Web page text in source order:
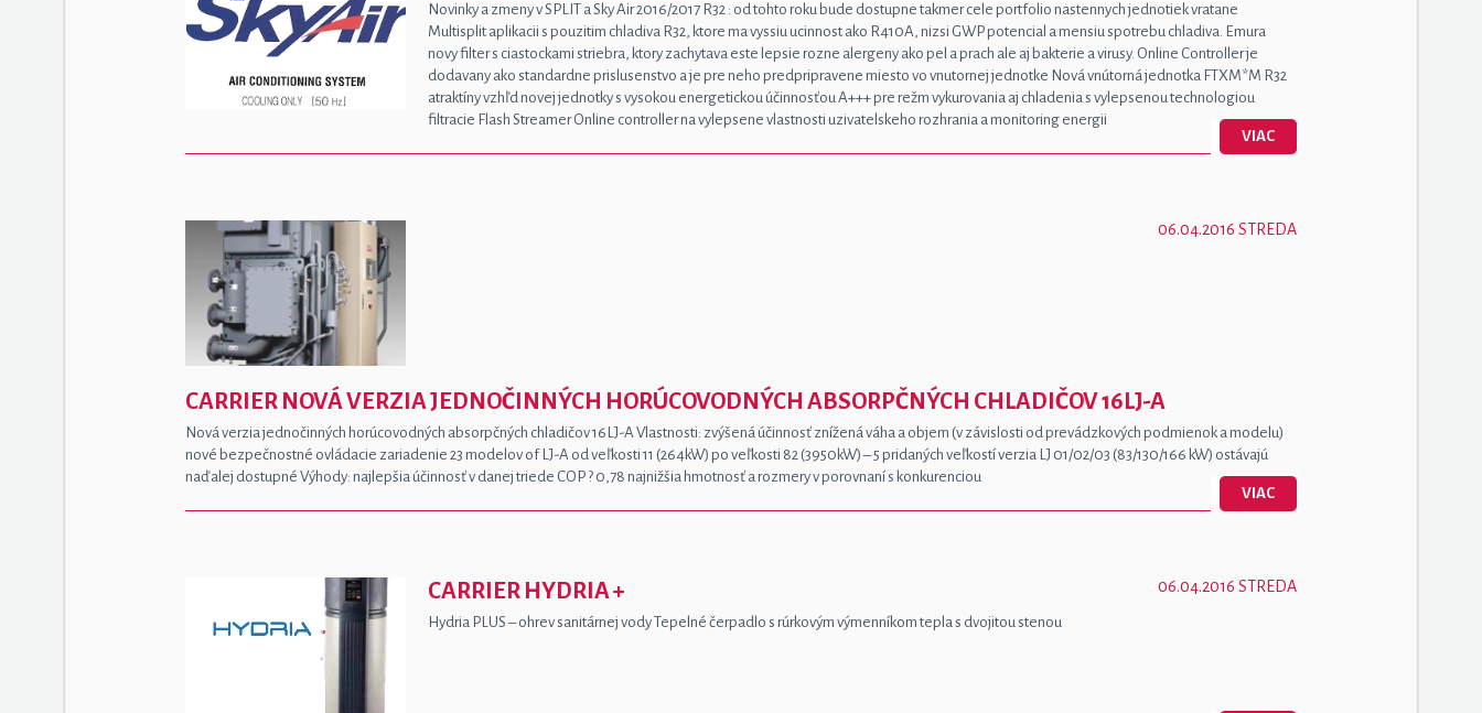
VIAC
Novinky a zmeny v SPLIT a Sky Air 2016/2017 R32 : od tohto roku bude dostupne takmer cele portfolio nastennych jednotiek vratane
Multisplit aplikacii s pouzitim chladiva R32, ktore ma vyssiu ucinnost ako R410A, nizsi GWP potencial a mensiu spotrebu chladiva. Emura
novy filter s ciastockami striebra, ktory zachytava este lepsie rozne alergeny ako pel a prach ale aj bakterie a virusy. Online Controller je
dodavany ako standardne prislusenstvo a je pre neho predpripravene miesto vo vnutornej jednotke Nová vnútorná jednotka FTXM*M R32
atraktíny vzhľd novej jednotky s vysokou energetickou účinnosťou A+++ pre režm vykurovania aj chladenia s vylepsenou technologiou
filtracie Flash Streamer Online controller na vylepsene vlastnosti uzivatelskeho rozhrania a monitoring energii
VIAC
06.04.2016 STREDA
CARRIER NOVÁ VERZIA JEDNOČINNÝCH HORÚCOVODNÝCH ABSORPČNÝCH CHLADIČOV 16LJ-A
Nová verzia jednočinných horúcovodných absorpčných chladičov 16LJ-A Vlastnosti: zvýšená účinnosť znížená váha a objem (v závislosti od prevádzkových podmienok a modelu)
nové bezpečnostné ovládacie zariadenie 23 modelov of LJ-A od veľkosti 11 (264kW) po veľkosti 82 (3950kW) – 5 pridaných veľkostí verzia LJ 01/02/03 (83/130/166 kW) ostávajú
naďalej dostupné Výhody: najlepšia účinnosť v danej triede COP ? 0,78 najnižšia hmotnosť a rozmery v porovnaní s konkurenciou
06.04.2016 STREDA
CARRIER HYDRIA +
Hydria PLUS – ohrev sanitárnej vody Tepelné čerpadlo s rúrkovým výmenníkom tepla s dvojitou stenou